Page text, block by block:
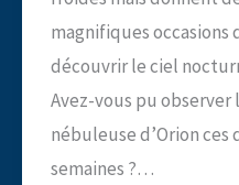
magnifiques occasions
découvrir le ciel
Avez-vous pu observer
nébuleuse d’Orion ces
semaines ?…